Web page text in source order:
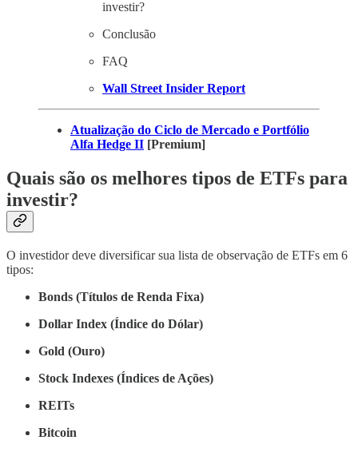
investir?
Conclusão
FAQ
Wall Street Insider Report
Atualização do Ciclo de Mercado e Portfólio
Alfa Hedge II [Premium]
Quais são os melhores tipos de ETFs para
investir?
O investidor deve diversificar sua lista de observação de ETFs em 6
tipos:
Bonds (Títulos de Renda Fixa)
Dollar Index (Índice do Dólar)
Gold (Ouro)
Stock Indexes (Índices de Ações)
REITs
Bitcoin